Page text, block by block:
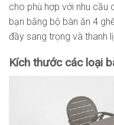
cho phù hợp với nhu cầu
bạn bằng bộ bàn ăn 4
đầy sang trọng và thanh
Kích thước các loại